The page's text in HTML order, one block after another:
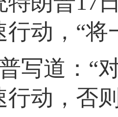
行动，“将
写道：“
行动，否